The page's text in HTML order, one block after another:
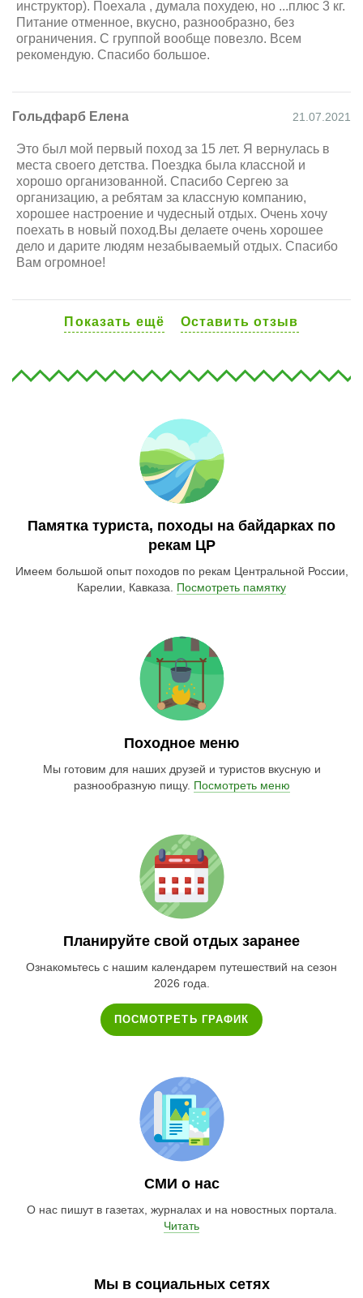
неожиданный бонус) Лена и Илья! Наши инструктора.
Кормили, поили, каждый день заботились о нас как
родители, плов с настоящим мясом, которое плыло с
нами в холодильнике, сытные вкусные супы, салаты,
всегда была добавка и Лена следила, что бы все были
мастер и импровизатор, а мы ржем и открываем в
день, было много дров и всегда был костер,
незабываемые стоянки непохожие и неожиданные(
на острове) Маршрут сбалансирован, можно и
погрести и отдохнуть, даже ходили в музей(
потрясающий экскурсовод) Палатки отличные, 1-2-3х
местные, все разместились как хотели, без
подселения. Организация похода на высоте! Еще на
стадии координаторов( ответили на все мои вопросы
походом) Встретили, отвезли, привезли и высадили
там где надо! А! Еще нет этих- комаров и им
подобных…)))
инструктор). Поехала , думала похудею, но ...плюс 3 кг.
Питание отменное, вкусно, разнообразно, без
ограничения. С группой вообще повезло. Всем
рекомендую. Спасибо большое.
Гольдфарб Елена 21.07.2021
Это был мой первый поход за 15 лет. Я вернулась в
места своего детства. Поездка была классной и
хорошо организованной. Спасибо Сергею за
организацию, а ребятам за классную компанию,
хорошее настроение и чудесный отдых. Очень хочу
поехать в новый поход.Вы делаете очень хорошее
дело и дарите людям незабываемый отдых. Спасибо
Вам огромное!
Показать ещё Оставить отзыв
Памятка туриста, походы на байдарках по
рекам ЦР
Имеем большой опыт походов по рекам Центральной России,
Карелии, Кавказа. Посмотреть памятку
Походное меню
Мы готовим для наших друзей и туристов вкусную и
разнообразную пищу. Посмотреть меню
Планируйте свой отдых заранее
Ознакомьтесь с нашим календарем путешествий на сезон
2026 года.
ПОСМОТРЕТЬ ГРАФИК
СМИ о нас
О нас пишут в газетах, журналах и на новостных портала.
Читать
Мы в социальных сетях